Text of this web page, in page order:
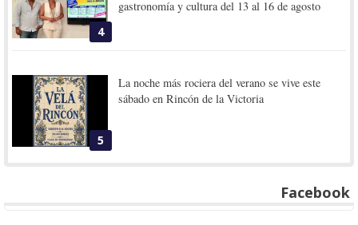
4
gastronomía y cultura del 13 al 16 de agosto
5
La noche más rociera del verano se vive este
sábado en Rincón de la Victoria
Facebook